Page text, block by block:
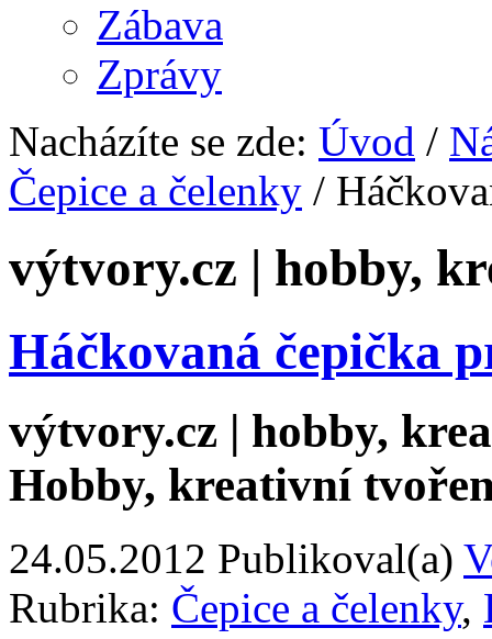
Zábava
Zprávy
Nacházíte se zde: Úvod /
Čepice a čelenky /
výtvory.cz | hobby,
Háčkovaná čepička
výtvory.cz | hobby,
Hobby, kreativní
24.05.2012 Publikoval(a)
Rubrika: Čepice a čelenky,